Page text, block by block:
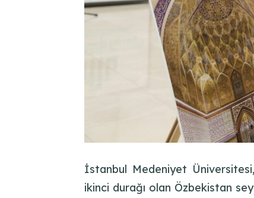
İstanbul Medeniyet
ikinci durağı olan Özbekistan